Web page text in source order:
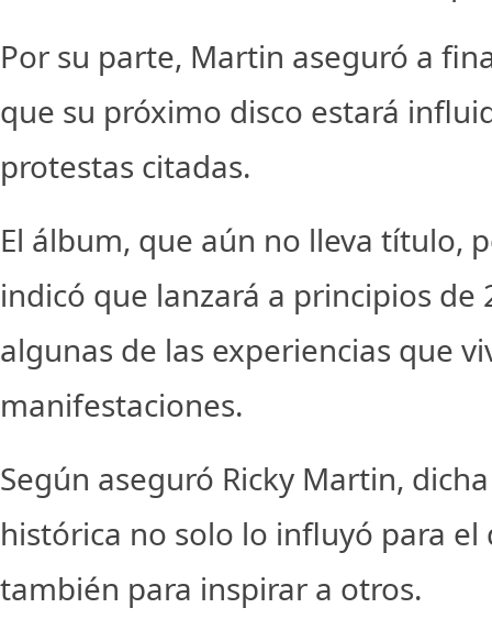
Por su parte, Martin aseguró a
que su próximo disco estará
protestas citadas.
El álbum, que aún no lleva título,
indicó que lanzará a principios de
algunas de las experiencias que
manifestaciones.
Según aseguró Ricky Martin,
histórica no solo lo influyó para el
también para inspirar a otros.